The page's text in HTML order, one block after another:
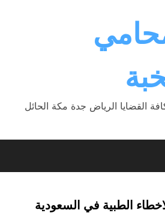
القضايا الرياض جدة مكة الحائل
الطبية في السعودية